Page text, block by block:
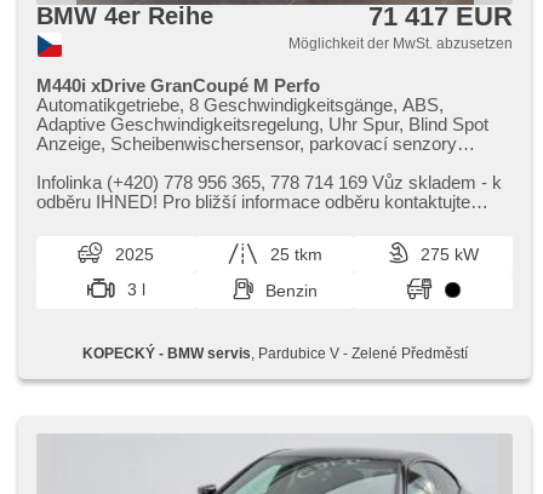
BMW 4er Reihe 71 417 EUR
Möglichkeit der MwSt. abzusetzen
M440i xDrive GranCoupé M Perfo
Automatikgetriebe, 8 Geschwindigkeitsgänge, ABS,
Adaptive Geschwindigkeitsregelung, Uhr Spur, Blind Spot
Anzeige, Scheibenwischersensor, parkovací senzory
Start-Stop System, Surround view kamerový systém,
Fahrkamera, Fahrer-Airbag, Beifahrerairbagdeaktivierung,
airbagy, Okenní airbagy, isofix, automatisch im Berg
bremsen , bezklíčové startování, Bluetooth, Čalounění
stropu v barvě antracitu, digitální příjem rádia (DAB),
Panoramadach, El. Deckel des Kofferraums, El. einstellbare
Navigation, Bordcomputer, Reifendrucksensor, Speed Limit
Info, Sportsitze, Středová loketní opěrka, USB, beheizte
přepínání dálkových světel, täglich Leuchten, Vorderlichter
LED, ambientní osvětlení interiéru, Lichtsensor
Infolinka (​+420) 778 956 365,​ 778 714 169 Vůz skladem ​- k
odběru IHNED! Pro bližší informace odběru kontaktujte
2025 25 tkm
275 kW
3 l
Benzin
KOPECKÝ - BMW servis , Pardubice V - Zelené Předměstí